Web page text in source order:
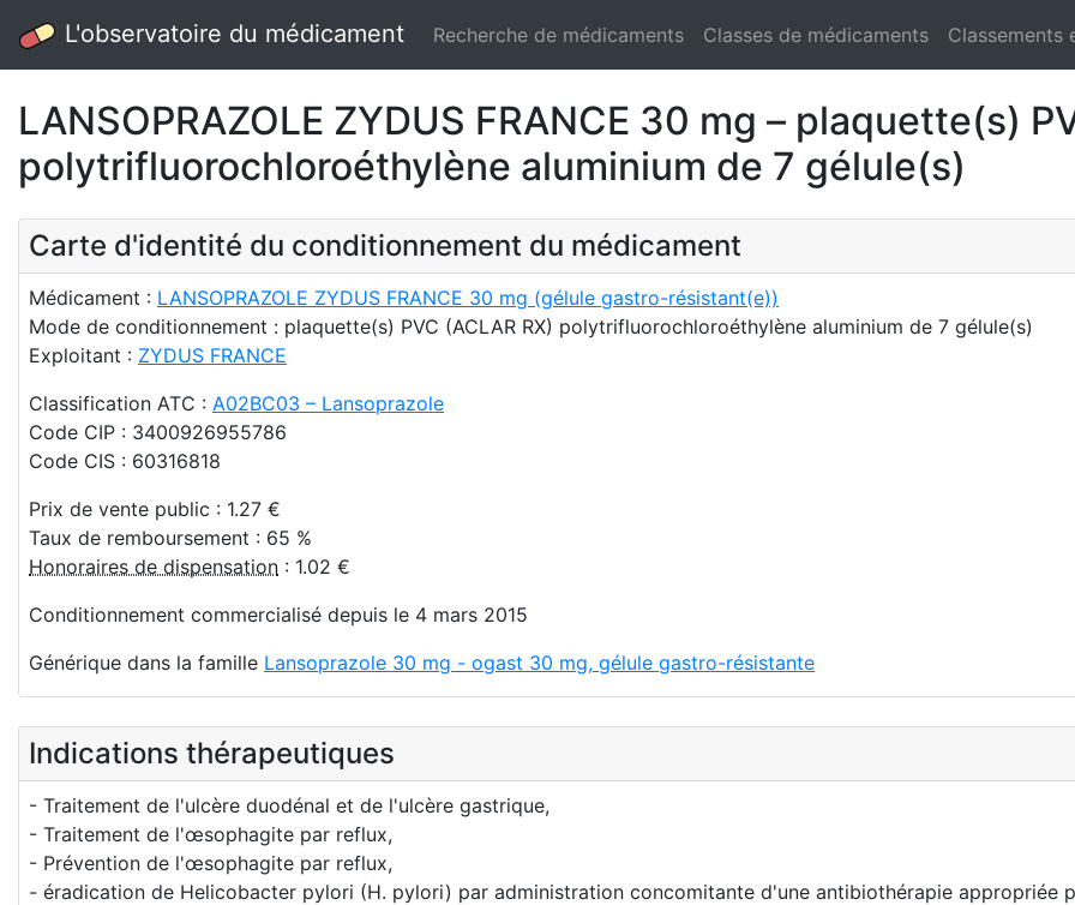
L'observatoire du médicament Recherche de médicaments Classes de médicaments Classements
LANSOPRAZOLE ZYDUS FRANCE 30 mg – plaquette(s)
polytrifluorochloroéthylène aluminium de 7 gélule(s)
Carte d'identité du conditionnement du médicament
Médicament : LANSOPRAZOLE ZYDUS FRANCE 30 mg (gélule gastro-résistant(e))
Mode de conditionnement : plaquette(s) PVC (ACLAR RX) polytrifluorochloroéthylène aluminium de 7 gélule(s)
Exploitant : ZYDUS FRANCE
Classification ATC : A02BC03 – Lansoprazole
Code CIP : 3400926955786
Code CIS : 60316818
Prix de vente public : 1.27 €
Taux de remboursement : 65 %
Honoraires de dispensation : 1.02 €
Conditionnement commercialisé depuis le 4 mars 2015
Générique dans la famille Lansoprazole 30 mg - ogast 30 mg, gélule gastro-résistante
Indications thérapeutiques
- Traitement de l'ulcère duodénal et de l'ulcère gastrique,
- Traitement de l'œsophagite par reflux,
- Prévention de l'œsophagite par reflux,
- éradication de Helicobacter pylori (H. pylori) par administration concomitante d'une antibiothérapie appropriée